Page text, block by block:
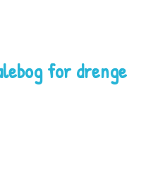
for drenge